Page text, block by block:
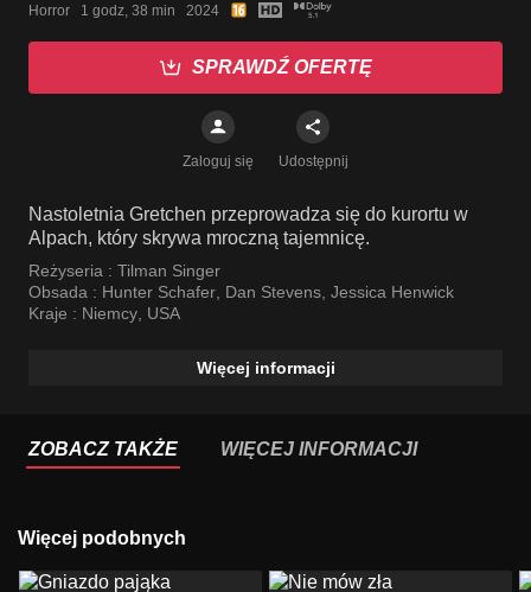
Horror   1 godz, 38 min   2024
SPRAWDŹ OFERTĘ
Zaloguj się Udostępnij
Nastoletnia Gretchen przeprowadza się do kurortu w
Alpach, który skrywa mroczną tajemnicę.
Reżyseria : Tilman Singer
Obsada : Hunter Schafer, Dan Stevens, Jessica Henwick
Kraje : Niemcy, USA
Więcej informacji
ZOBACZ TAKŻE WIĘCEJ INFORMACJI
Więcej podobnych